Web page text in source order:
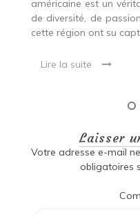
Laisser
Votre adresse e-mail
obligatoires